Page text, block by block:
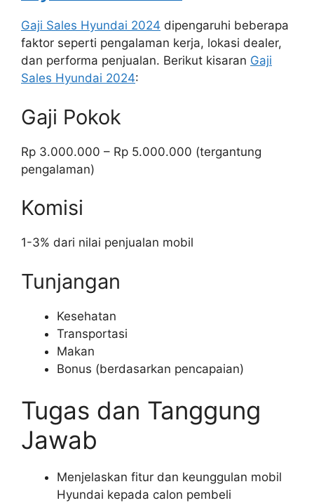
Gaji Sales Hyundai 2024 dipengaruhi beberapa
faktor seperti pengalaman kerja, lokasi dealer,
dan performa penjualan. Berikut kisaran Gaji
Sales Hyundai 2024:
Gaji Pokok
Rp 3.000.000 – Rp 5.000.000 (tergantung
pengalaman)
Komisi
1-3% dari nilai penjualan mobil
Tunjangan
Kesehatan
Transportasi
Makan
Bonus (berdasarkan pencapaian)
Tugas dan Tanggung
Jawab
Menjelaskan fitur dan keunggulan mobil
Hyundai kepada calon pembeli